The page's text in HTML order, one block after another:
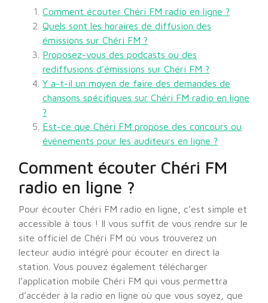
Comment écouter Chéri FM radio en ligne ?
Quels sont les horaires de diffusion des
émissions sur Chéri FM ?
Proposez-vous des podcasts ou des
rediffusions d’émissions sur Chéri FM ?
Y a-t-il un moyen de faire des demandes de
chansons spécifiques sur Chéri FM radio en ligne
?
Est-ce que Chéri FM propose des concours ou
événements pour les auditeurs en ligne ?
Comment écouter Chéri FM
radio en ligne ?
Pour écouter Chéri FM radio en ligne, c’est simple et
accessible à tous ! Il vous suffit de vous rendre sur le
site officiel de Chéri FM où vous trouverez un
lecteur audio intégré pour écouter en direct la
station. Vous pouvez également télécharger
l’application mobile Chéri FM qui vous permettra
d’accéder à la radio en ligne où que vous soyez, que